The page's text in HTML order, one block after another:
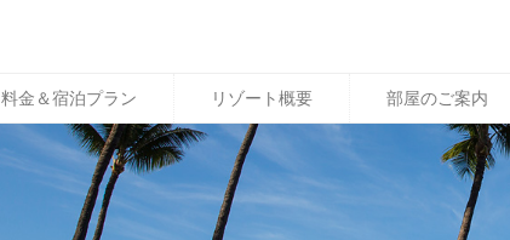
料金＆宿泊プラン リゾート概要 部屋のご案内